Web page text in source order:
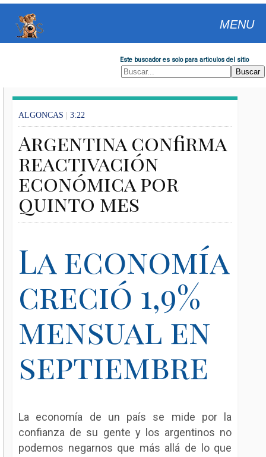
MENU
Este buscador es solo para articulos del sitio
ALGONCAS | 3:22
Argentina confirma
reactivación
económica por
quinto mes
La economía
creció 1,9%
mensual en
septiembre
La economía de un país se mide por la
confianza de su gente y los argentinos no
podemos negarnos que más allá de lo que